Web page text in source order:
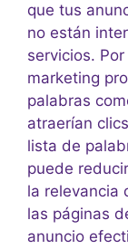
que tus
no están
servicios.
marketing
palabras
atraerían
lista de
puede
la relevancia
las páginas
anuncio